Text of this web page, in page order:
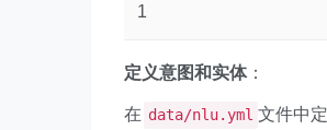
1
定义意图和实体：
在 data/nlu.yml 文件中